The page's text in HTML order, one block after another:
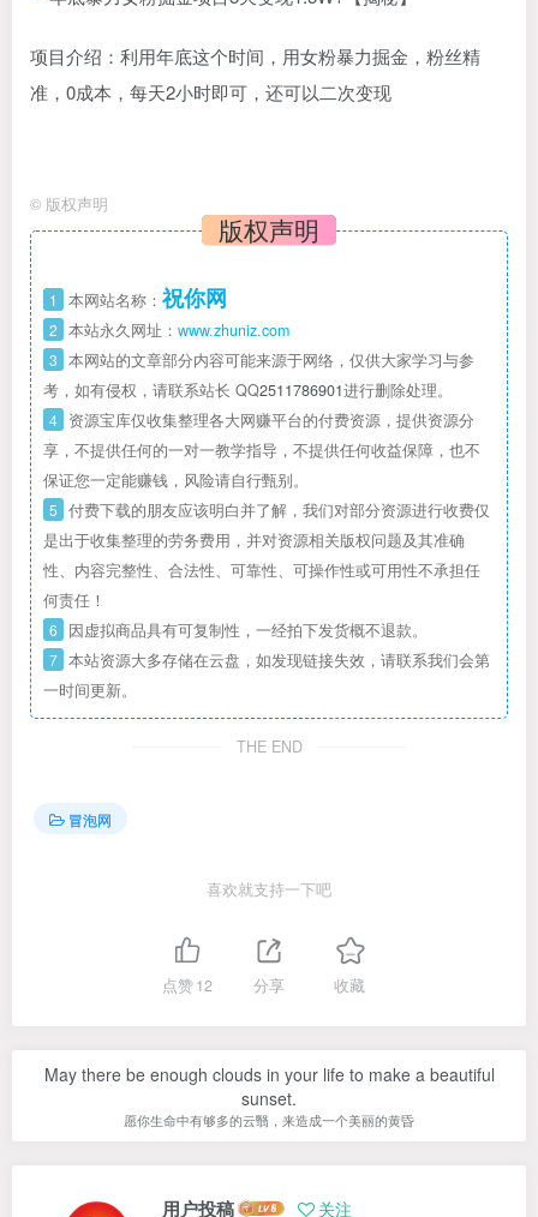
项目介绍：利用年底这个时间，用女粉暴力掘金，粉丝精
准，0成本，每天2小时即可，还可以二次变现
© 版权声明
版权声明
1 本网站名称： 祝你网
2 本站永久网址： www.zhuniz.com
3 本网站的文章部分内容可能来源于网络，仅供大家学习与参
考，如有侵权，请联系站长 QQ2511786901进行删除处理。
4 资源宝库仅收集整理各大网赚平台的付费资源，提供资源分
享，不提供任何的一对一教学指导，不提供任何收益保障，也不
保证您一定能赚钱，风险请自行甄别。
5 付费下载的朋友应该明白并了解，我们对部分资源进行收费仅
是出于收集整理的劳务费用，并对资源相关版权问题及其准确
性、内容完整性、合法性、可靠性、可操作性或可用性不承担任
何责任！
6 因虚拟商品具有可复制性，一经拍下发货概不退款。
7 本站资源大多存储在云盘，如发现链接失效，请联系我们会第
一时间更新。
THE END
冒泡网
喜欢就支持一下吧
点赞12 分享 收藏
May there be enough clouds in your life to make a beautiful
sunset.
愿你生命中有够多的云翳，来造成一个美丽的黄昏
用户投稿 关注